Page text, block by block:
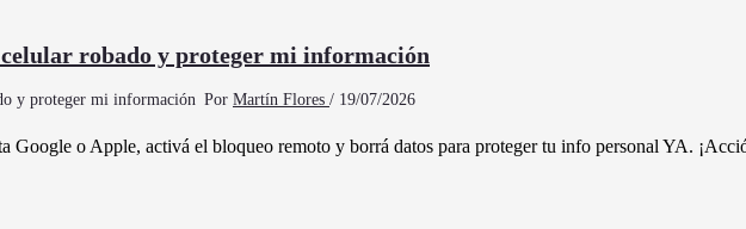
robado y proteger mi información
Por Martín Flores / 19/07/2026
Google o Apple, activá el bloqueo remoto y borrá datos para proteger tu info personal YA.